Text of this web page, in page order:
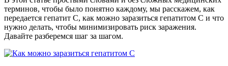
терминов, чтобы было понятно каждому, мы расскажем, как
передается гепатит C, как можно заразиться гепатитом С и что
нужно делать, чтобы минимизировать риск заражения.
Давайте разберемся шаг за шагом.